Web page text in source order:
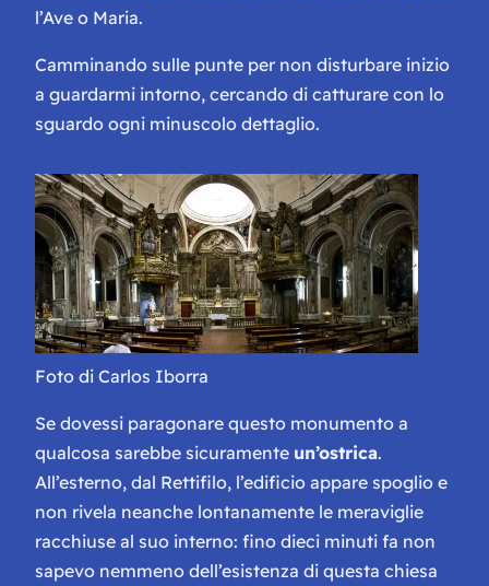
l’Ave o Maria.
Camminando sulle punte per non disturbare inizio
a guardarmi intorno, cercando di catturare con lo
sguardo ogni minuscolo dettaglio.
Foto di Carlos Iborra
Se dovessi paragonare questo monumento a
qualcosa sarebbe sicuramente un’ostrica.
All’esterno, dal Rettifilo, l’edificio appare spoglio e
non rivela neanche lontanamente le meraviglie
racchiuse al suo interno: fino dieci minuti fa non
sapevo nemmeno dell’esistenza di questa chiesa